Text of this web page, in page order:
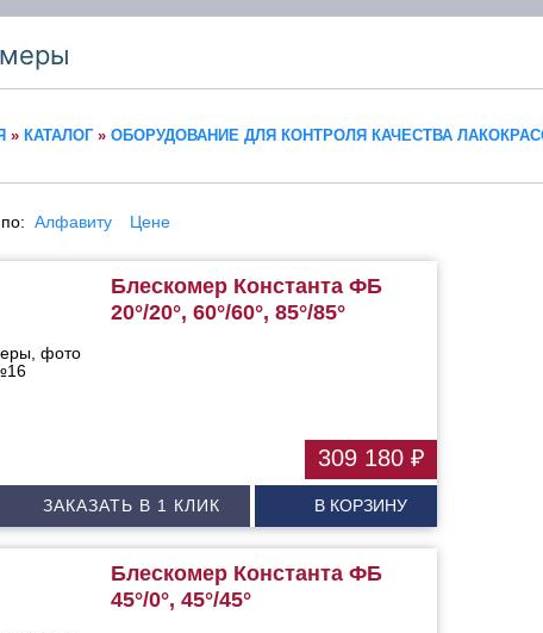
» КАТАЛОГ »ОБОРУДОВАНИЕ ДЛЯ КОНТРОЛЯ КАЧЕСТВА
по:Алфавиту Цене
Блескомер Константа ФБ
20°/20°, 60°/60°, 85°/85°
ЗАКАЗАТЬ В 1 КЛИК В КОРЗИНУ
309 180 ₽
Блескомер Константа ФБ
45°/0°, 45°/45°